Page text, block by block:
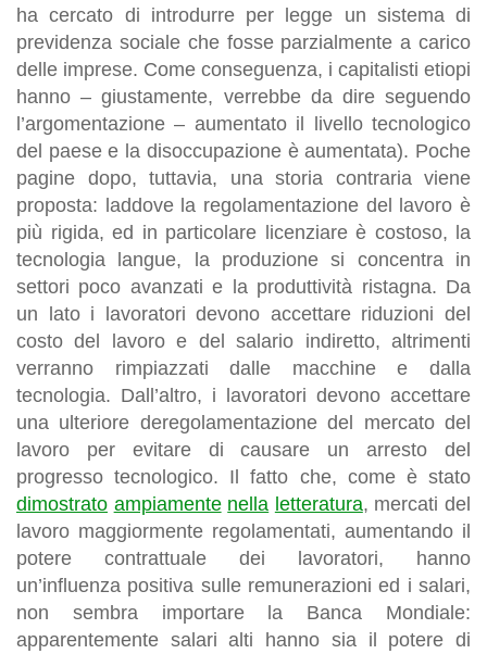
ha cercato di introdurre per legge un sistema di
previdenza sociale che fosse parzialmente a carico
delle imprese. Come conseguenza, i capitalisti etiopi
hanno – giustamente, verrebbe da dire seguendo
l’argomentazione – aumentato il livello tecnologico
del paese e la disoccupazione è aumentata). Poche
pagine dopo, tuttavia, una storia contraria viene
proposta: laddove la regolamentazione del lavoro è
più rigida, ed in particolare licenziare è costoso, la
tecnologia langue, la produzione si concentra in
settori poco avanzati e la produttività ristagna. Da
un lato i lavoratori devono accettare riduzioni del
costo del lavoro e del salario indiretto, altrimenti
verranno rimpiazzati dalle macchine e dalla
tecnologia. Dall’altro, i lavoratori devono accettare
una ulteriore deregolamentazione del mercato del
lavoro per evitare di causare un arresto del
progresso tecnologico. Il fatto che, come è stato
dimostrato ampiamente nella letteratura, mercati del
lavoro maggiormente regolamentati, aumentando il
potere contrattuale dei lavoratori, hanno
un’influenza positiva sulle remunerazioni ed i salari,
non sembra importare la Banca Mondiale:
apparentemente salari alti hanno sia il potere di